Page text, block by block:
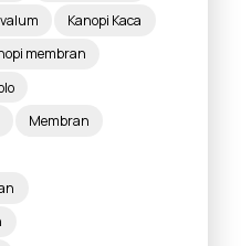
Kanopi Kaca
membran
Membran